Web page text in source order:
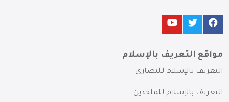
مواقع التعريف بالإسلام
التعريف بالإسلام للنصارى
التعريف بالإسلام للملحدين